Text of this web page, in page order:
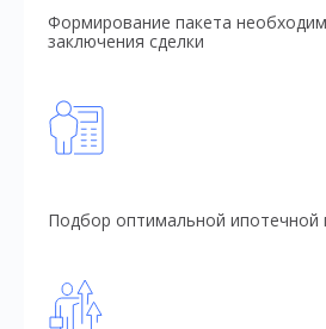
Формирование пакета
заключения сделки
Подбор оптимальной ипотечной